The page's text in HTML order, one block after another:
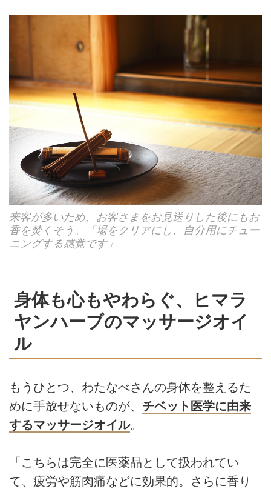
来客が多いため、お客さまをお見送りした後にもお
香を焚くそう。「場をクリアにし、自分用にチュー
ニングする感覚です」
身体も心もやわらぐ、ヒマラ
ヤンハーブのマッサージオイ
ル
もうひとつ、わたなべさんの身体を整えるた
めに手放せないものが、 チベット医学に由来
するマッサージオイル。
「こちらは完全に医薬品として扱われてい
て、疲労や筋肉痛などに効果的。さらに香り